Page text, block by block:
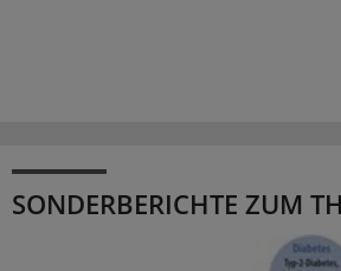
SONDERBERICHTE ZUM